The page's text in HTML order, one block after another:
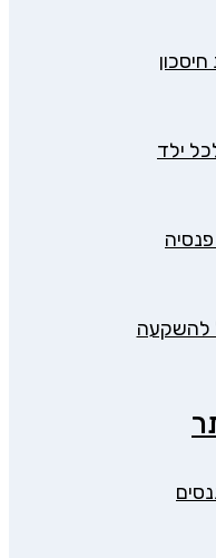
ילד
להשקעה